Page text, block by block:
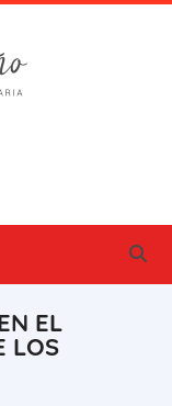
EL
LOS